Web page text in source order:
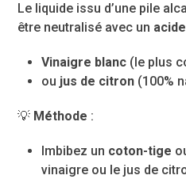
Le liquide issu d’une pile
être neutralisé avec un
Vinaigre blanc (le plus
ou jus de citron (100%
💡 Méthode :
Imbibez un coton-tige
vinaigre ou le jus de